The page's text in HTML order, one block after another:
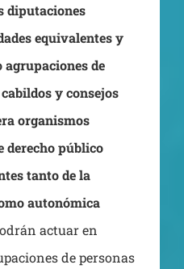
diputaciones
equivalentes y
agrupaciones de
y consejos
organismos
derecho público
tanto de la
autonómica
actuar en
de personas